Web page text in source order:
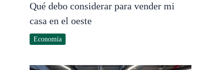
Qué debo considerar para vender mi
casa en el oeste
Economía